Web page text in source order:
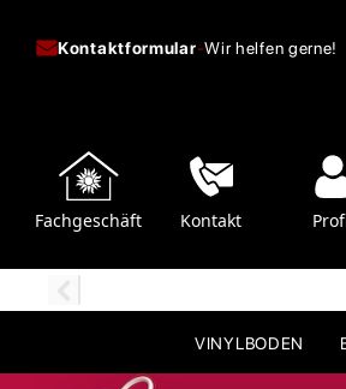
Kontaktformular-Wir helfen gerne!
Fachgeschäft Kontakt
VINYLBODEN